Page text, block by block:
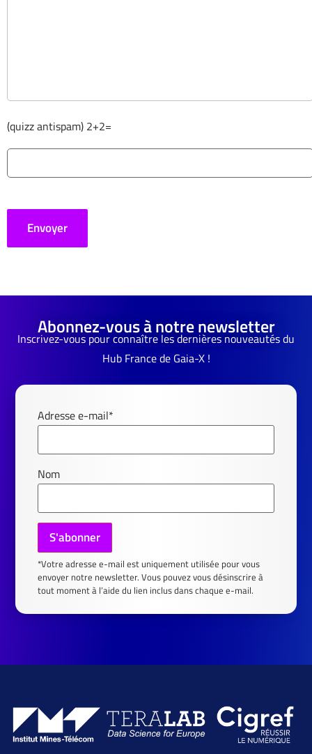
(quizz antispam) 2+2=
Abonnez-vous à notre newsletter
Inscrivez-vous pour connaître les dernières nouveautés du
Hub France de Gaia-X !
Adresse e-mail*
Nom
*Votre adresse e-mail est uniquement utilisée pour vous
envoyer notre newsletter. Vous pouvez vous désinscrire à
tout moment à l’aide du lien inclus dans chaque e-mail.